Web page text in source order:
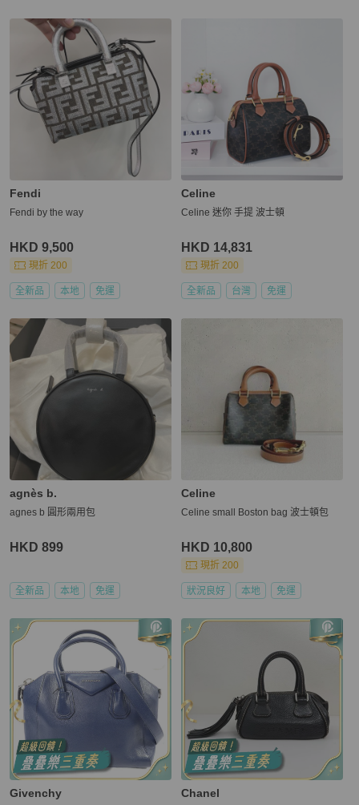
Fendi
Fendi by the way
HKD 9,500
現折 200
全新品 本地 免運
Celine
Celine 迷你 手提 波士頓
HKD 14,831
現折 200
全新品 台灣 免運
agnès b.
agnes b 圓形兩用包
HKD 899
全新品 本地 免運
Celine
Celine small Boston bag 波士頓包
HKD 10,800
現折 200
狀況良好 本地 免運
Givenchy Chanel